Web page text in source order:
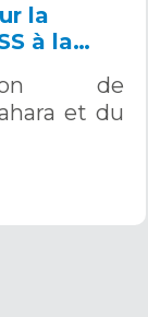
la
à la
de
et du